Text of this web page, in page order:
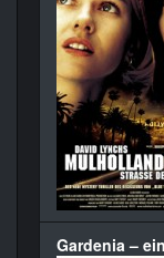
Gardenia –